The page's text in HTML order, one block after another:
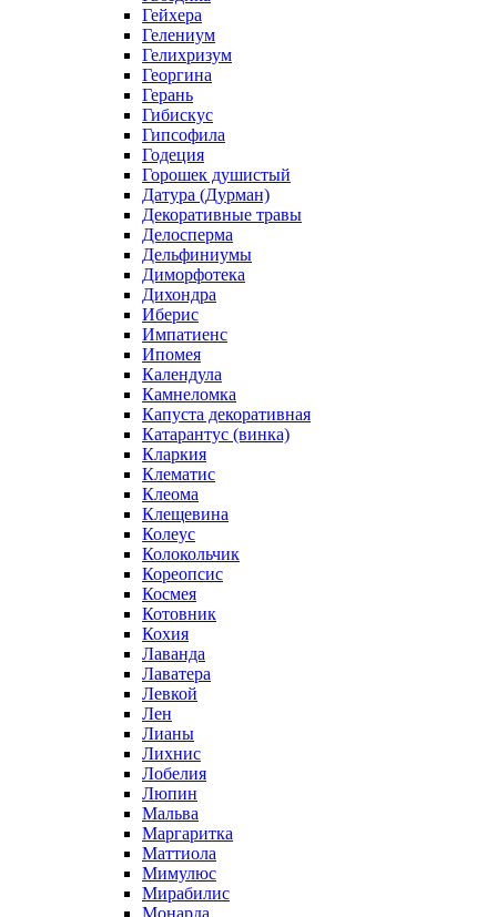
Гейхера
Гелениум
Гелихризум
Георгина
Герань
Гибискус
Гипсофила
Годеция
Горошек душистый
Датура (Дурман)
Декоративные травы
Делосперма
Дельфиниумы
Диморфотека
Дихондра
Иберис
Импатиенс
Ипомея
Календула
Камнеломка
Капуста декоративная
Катарантус (винка)
Кларкия
Клематис
Клеома
Клещевина
Колеус
Колокольчик
Кореопсис
Космея
Котовник
Кохия
Лаванда
Лаватера
Левкой
Лен
Лианы
Лихнис
Лобелия
Люпин
Мальва
Маргаритка
Маттиола
Мимулюс
Мирабилис
Монарда